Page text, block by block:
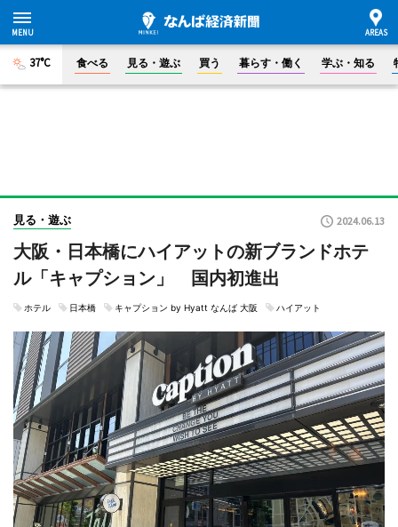
37°C 食べる 見る・遊ぶ 買う 暮らす・働く 学ぶ・知る
見る・遊ぶ 2024.06.13
大阪・日本橋にハイアットの新ブランドホテ
ル「キャプション」 国内初進出
ホテル 日本橋 キャプション by Hyatt なんば 大阪 ハイアット